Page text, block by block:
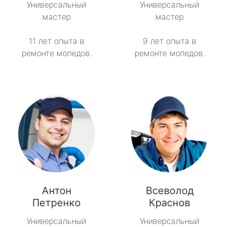
Универсальный
мастер
11 лет опыта в
ремонте мопедов.
Универсальный
мастер
9 лет опыта в
ремонте мопедов.
Антон
Петренко
Универсальный
Всеволод
Краснов
Универсальный